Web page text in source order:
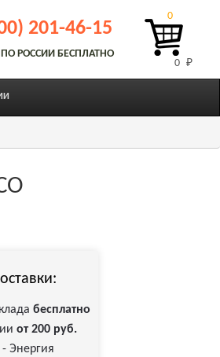
201-46-15
РОССИИ БЕСПЛАТНО
0 ₽
0
бесплатно
от 200 руб.
Энергия